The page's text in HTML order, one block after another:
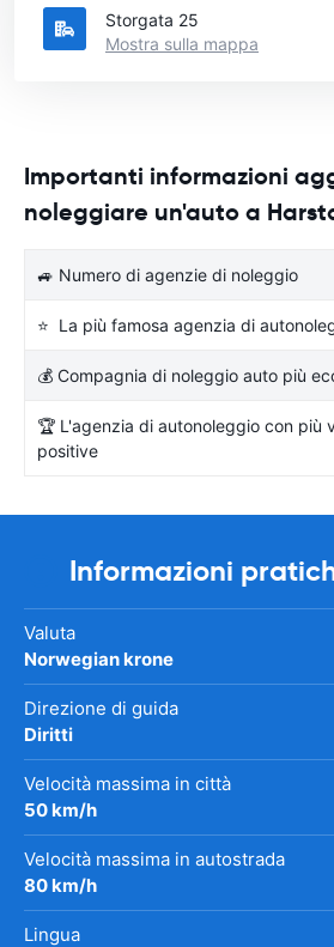
Storgata 25
Mostra sulla mappa
Importanti informazioni
noleggiare un'auto a
🚙 Numero di agenzie di noleggio
⭐ La più famosa agenzia di
💰 Compagnia di noleggio auto più
🏆 L'agenzia di autonoleggio con più
positive
Informazioni
Valuta
Norwegian krone
Direzione di guida
Diritti
Velocità massima in città
50 km/h
Velocità massima in autostrada
80 km/h
Lingua